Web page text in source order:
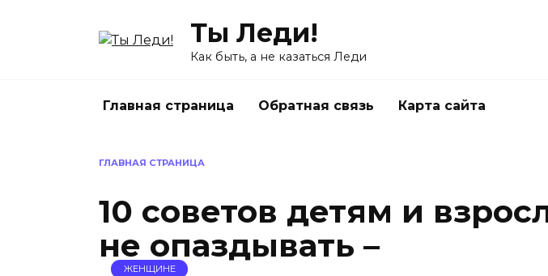
Ты Леди!
Как быть, а не казаться Леди
Главная страница Обратная связь Карта сайта
ГЛАВНАЯ СТРАНИЦА
10 советов детям и
не опаздывать –
ЖЕНЩИНЕ